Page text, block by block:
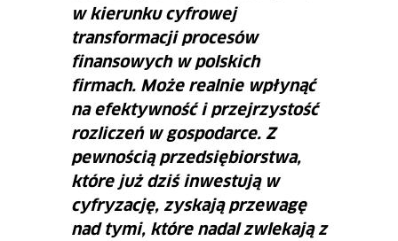
w kierunku cyfrowej
transformacji procesów
finansowych w polskich
firmach. Może realnie wpłynąć
na efektywność i przejrzystość
rozliczeń w gospodarce. Z
pewnością przedsiębiorstwa,
które już dziś inwestują w
cyfryzację, zyskają przewagę
nad tymi, które nadal zwlekają z